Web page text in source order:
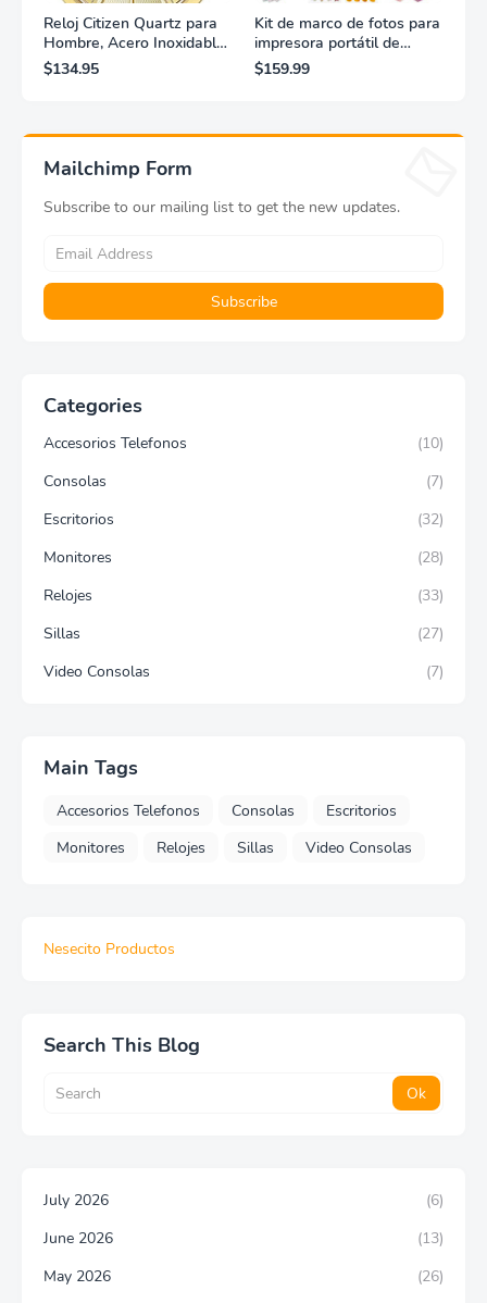
Reloj Citizen Quartz para
Hombre, Acero Inoxidable,
Clásico, Dorado
$134.95
Kit de marco de fotos para
impresora portátil de
fotografías y vídeos
Lifeprint 3x4,5 (blanca)
$159.99
Mailchimp Form
Subscribe to our mailing list to get the new updates.
Categories
Accesorios Telefonos
(10)
Consolas
(7)
Escritorios
(32)
Monitores
(28)
Relojes
(33)
Sillas
(27)
Video Consolas
(7)
Main Tags
Accesorios Telefonos Consolas
Escritorios
Monitores
Relojes Sillas Video Consolas
Nesecito Productos
Search This Blog
July 2026
(6)
June 2026
(13)
May 2026
(26)